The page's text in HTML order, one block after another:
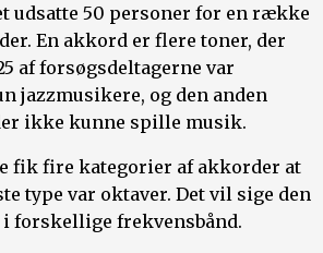
udsatte 50 personer for en række
En akkord er flere toner, der
af forsøgsdeltagerne var
jazzmusikere, og den anden
ikke kunne spille musik.
fik fire kategorier af akkorder at
type var oktaver. Det vil sige den
i forskellige frekvensbånd.